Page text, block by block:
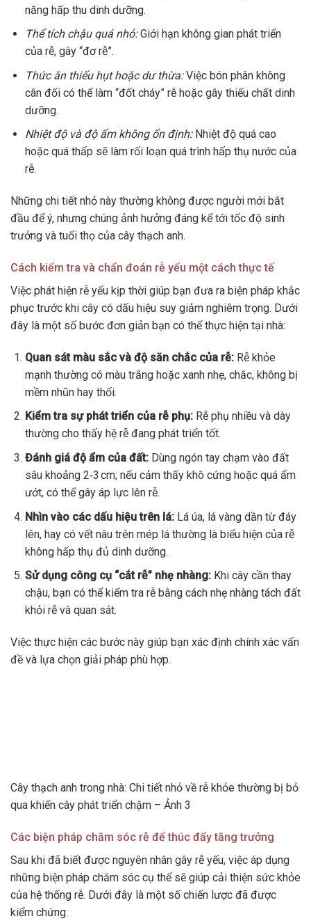
năng hấp thu dinh dưỡng.
Thể tích chậu quá nhỏ:Giới hạn không gian phát triển
của rễ, gây “đơ rễ”.
Thức ăn thiếu hụt hoặc dư thừa:Việc bón phân không
cân đối có thể làm “đốt cháy” rễ hoặc gây thiếu chất dinh
dưỡng.
Nhiệt độ và độ ẩm không ổn định:Nhiệt độ quá cao
hoặc quá thấp sẽ làm rối loạn quá trình hấp thụ nước của
rễ.
Những chi tiết nhỏ này thường không được người mới bắt
đầu để ý, nhưng chúng ảnh hưởng đáng kể tới tốc độ sinh
trưởng và tuổi thọ của cây thạch anh.
Cách kiểm tra và chẩn đoán rễ yếu một cách thực tế
Việc phát hiện rễ yếu kịp thời giúp bạn đưa ra biện pháp khắc
phục trước khi cây có dấu hiệu suy giảm nghiêm trọng. Dưới
đây là một số bước đơn giản bạn có thể thực hiện tại nhà:
Quan sát màu sắc và độ săn chắc của rễ:Rễ khỏe
mạnh thường có màu trắng hoặc xanh nhẹ, chắc, không bị
mềm nhũn hay thối.
Kiểm tra sự phát triển của rễ phụ:Rễ phụ nhiều và dày
thường cho thấy hệ rễ đang phát triển tốt.
Đánh giá độ ẩm của đất:Dùng ngón tay chạm vào đất
sâu khoảng 2‑3 cm; nếu cảm thấy khô cứng hoặc quá ẩm
ướt, có thể gây áp lực lên rễ.
Nhìn vào các dấu hiệu trên lá:Lá úa, lá vàng dần từ đáy
lên, hay có vết nâu trên mép lá thường là biểu hiện của rễ
không hấp thụ đủ dinh dưỡng.
Sử dụng công cụ “cắt rễ” nhẹ nhàng:Khi cây cần thay
chậu, bạn có thể kiểm tra rễ bằng cách nhẹ nhàng tách đất
khỏi rễ và quan sát.
Việc thực hiện các bước này giúp bạn xác định chính xác vấn
đề và lựa chọn giải pháp phù hợp.
Cây thạch anh trong nhà: Chi tiết nhỏ về rễ khỏe thường bị bỏ
qua khiến cây phát triển chậm – Ảnh 3
Các biện pháp chăm sóc rễ để thúc đẩy tăng trưởng
Sau khi đã biết được nguyên nhân gây rễ yếu, việc áp dụng
những biện pháp chăm sóc cụ thể sẽ giúp cải thiện sức khỏe
của hệ thống rễ. Dưới đây là một số chiến lược đã được
kiểm chứng: